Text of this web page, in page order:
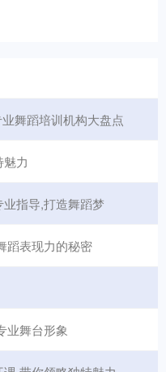
舞蹈培训机构大盘点
力
指导,打造舞蹈梦
蹈表现力的秘密
业舞台形象